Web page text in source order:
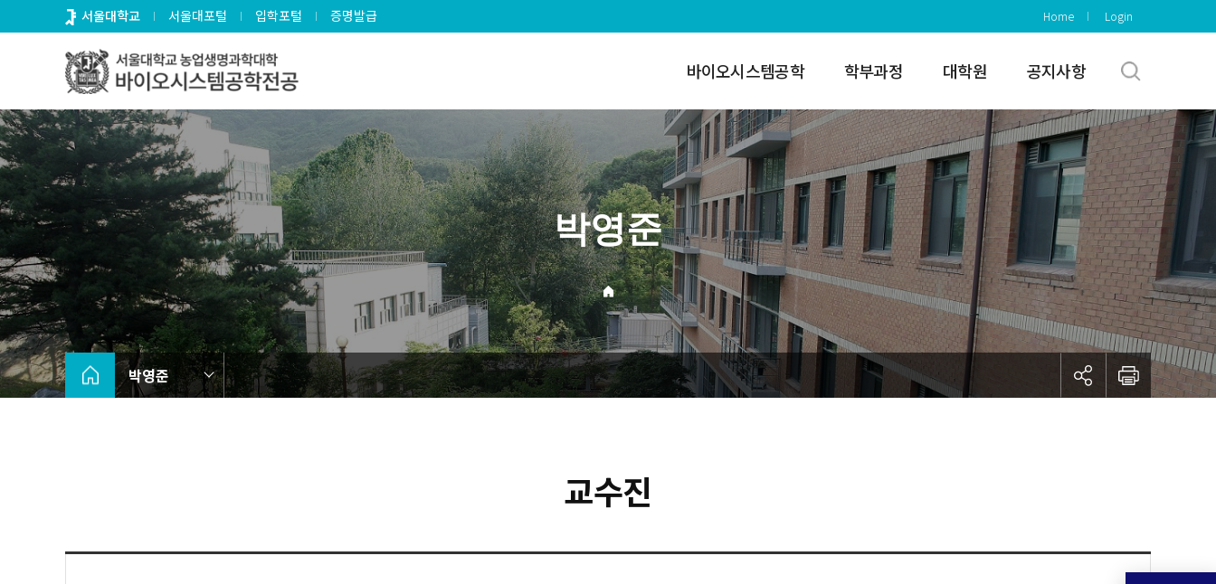
로
뉴
서울대학교 서울대포털 입학포털 증명발급 Home Login
바이오시스템공학 학부과정 대학원 공지사항
박영준
박영준
교수진